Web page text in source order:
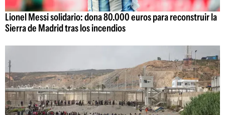
Lionel Messi solidario: dona 80.000 euros para reconstruir la
Sierra de Madrid tras los incendios